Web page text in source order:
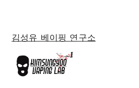
김성유 베이핑 연구소